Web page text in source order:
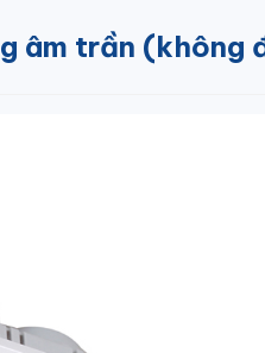
âm trần (không